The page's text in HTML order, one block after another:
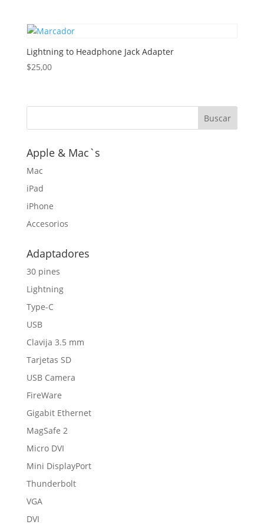
era:
$20,00.
Lightning to Headphone Jack Adapter
$25,00
Apple & Mac`s
Mac
iPad
iPhone
Accesorios
Adaptadores
30 pines
Lightning
Type-C
USB
Clavija 3.5 mm
Tarjetas SD
USB Camera
FireWare
Gigabit Ethernet
MagSafe 2
Micro DVI
Mini DisplayPort
Thunderbolt
VGA
DVI